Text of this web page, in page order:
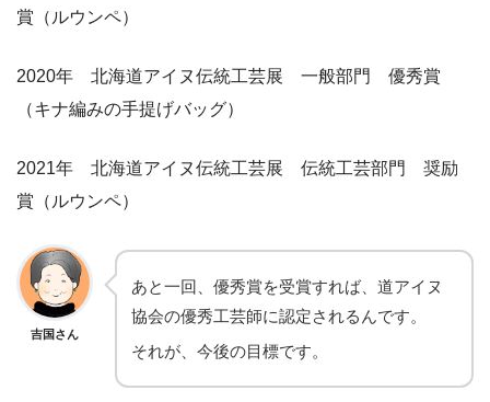
賞（ルウンペ）
2020年 北海道アイヌ伝統工芸展 一般部門 優秀賞
（キナ編みの手提げバッグ）
2021年 北海道アイヌ伝統工芸展 伝統工芸部門 奨励
賞（ルウンペ）
吉国さん
あと一回、優秀賞を受賞すれば、道アイヌ
協会の優秀工芸師に認定されるんです。
それが、今後の目標です。